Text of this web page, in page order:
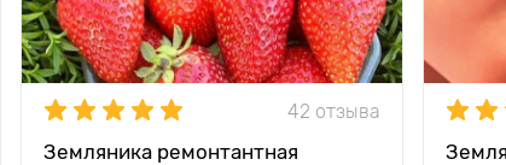
42 отзыва
Земляника ремонтантная